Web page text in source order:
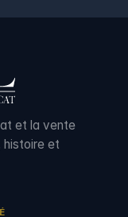
et la vente
histoire et